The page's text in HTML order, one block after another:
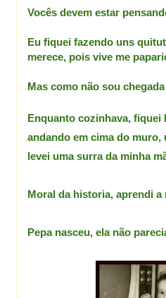
Vocês devem estar
Eu fiquei fazendo uns
merece, pois vive me
Mas como não sou
Enquanto cozinhava, fiquei
andando em cima do
levei uma surra da minha
Moral da historia, aprendi
Pepa nasceu, ela não